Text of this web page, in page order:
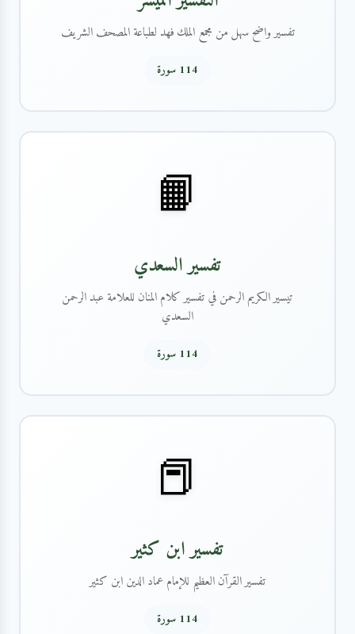
تفسير واضح سهل من مجمع الملك فهد لطباعة المصحف الشريف
114 سورة
📙
تفسير السعدي
تيسير الكريم الرحمن في تفسير كلام المنان للعلامة عبد الرحمن
السعدي
114 سورة
📕
تفسير ابن كثير
تفسير القرآن العظيم للإمام عماد الدين ابن كثير
114 سورة